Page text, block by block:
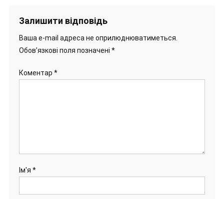
Залишити відповідь
Ваша e-mail адреса не оприлюднюватиметься.
Обов’язкові поля позначені *
Коментар *
Ім'я *